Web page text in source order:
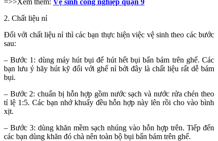
2. Chất liệu nỉ
Đối với chất liệu nỉ thì các bạn thực hiện việc vệ sinh theo các bước
sau:
– Bước 1: dùng máy hút bụi để hút hết bụi bẩn bám trên ghế. Các
bạn lưu ý hãy hút kỹ đối với ghế nỉ bởi đây là chất liệu rất dễ bám
bụi.
– Bước 2: chuẩn bị hỗn hợp gồm nước sạch và nước rửa chén theo
tỉ lệ 1:5. Các bạn nhớ khuấy đều hỗn hợp này lên rồi cho vào bình
xịt.
– Bước 3: dùng khăn mềm sạch nhúng vào hỗn hợp trên. Tiếp đến
các bạn dùng khăn đó chà nên toàn bộ bụi bẩn bám trên ghế.